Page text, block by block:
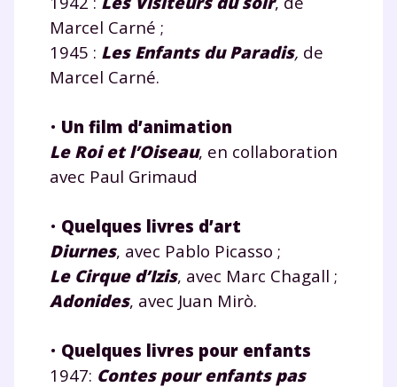
Marcel Carné ;
1945 : Les Enfants du Paradis, de
Marcel Carné.
• Un film d’animation
Le Roi et l’Oiseau, en collaboration
avec Paul Grimaud
• Quelques livres d’art
Diurnes, avec Pablo Picasso ;
Le Cirque d’Izis, avec Marc Chagall ;
Adonides, avec Juan Mirò.
• Quelques livres pour enfants
1947: Contes pour enfants pas